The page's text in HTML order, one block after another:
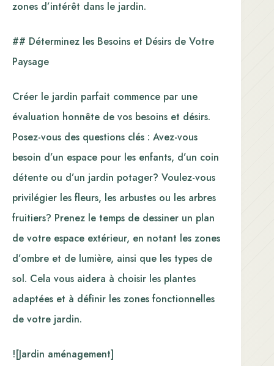
zones d’intérêt dans le jardin.
## Déterminez les Besoins et Désirs de Votre
Paysage
Créer le jardin parfait commence par une
évaluation honnête de vos besoins et désirs.
Posez-vous des questions clés : Avez-vous
besoin d’un espace pour les enfants, d’un coin
détente ou d’un jardin potager? Voulez-vous
privilégier les fleurs, les arbustes ou les arbres
fruitiers? Prenez le temps de dessiner un plan
de votre espace extérieur, en notant les zones
d’ombre et de lumière, ainsi que les types de
sol. Cela vous aidera à choisir les plantes
adaptées et à définir les zones fonctionnelles
de votre jardin.
![Jardin aménagement]